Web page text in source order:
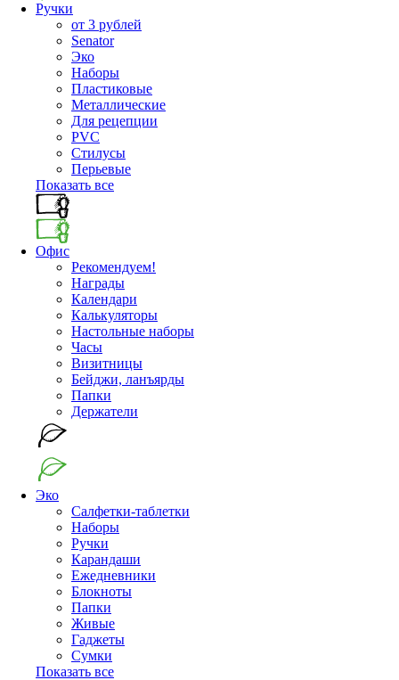
Ручки
от 3 рублей
Senator
Эко
Наборы
Пластиковые
Металлические
Для рецепции
PVC
Стилусы
Перьевые
Показать все
Офис
Рекомендуем!
Награды
Календари
Калькуляторы
Настольные наборы
Часы
Визитницы
Бейджи, ланъярды
Папки
Держатели
Эко
Салфетки-таблетки
Наборы
Ручки
Карандаши
Ежедневники
Блокноты
Папки
Живые
Гаджеты
Сумки
Показать все